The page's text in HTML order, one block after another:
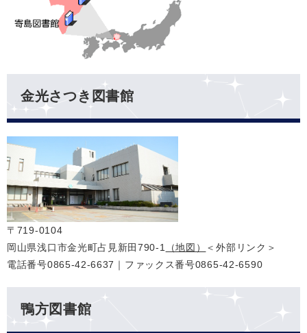
金光さつき図書館​
〒719-0104
岡山県浅口市金光町占見新田790-1
（地図）
＜外部リンク＞
電話番号0865-42-6637｜ファックス番号0865-42-6590
​鴨方図書館